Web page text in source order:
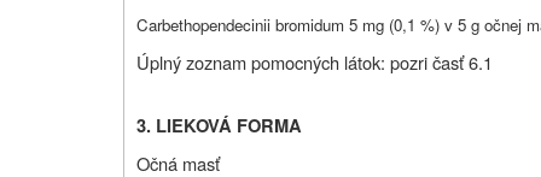
Carbethopendecinii bromidum 5 mg (0,1 %) v 5 g očnej
Úplný zoznam pomocných látok: pozri časť 6.1
3. LIEKOVÁ FORMA
Očná masť